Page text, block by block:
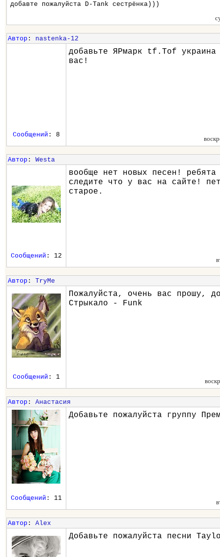
добавте пожалуйста D-Tank сестрёнка)))
Автор : nastenka-12
добавьте ЯРмарк tf.Tof украина
вас!
Сообщений : 8
Автор : Westa
вообще нет новых песен! ребята
следите что у вас на сайте!
старое.
Сообщений : 12
Автор : TryMe
Пожалуйста, очень вас прошу,
Стрыкало - Funk
Сообщений : 1
Автор : Анастасия
Добавьте пожалуйста группу
Сообщений : 11
Автор : Alex
Добавьте пожалуйста песни